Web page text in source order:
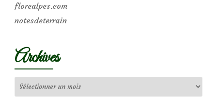
florealpes.com
notesdeterrain
Archives